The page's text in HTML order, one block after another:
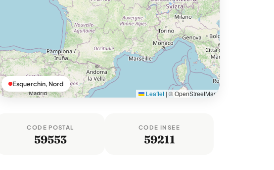
Leaflet | © OpenStreetMap
Esquerchin, Nord
CODE POSTAL
59553
CODE INSEE
59211